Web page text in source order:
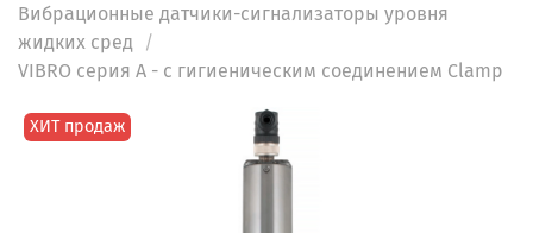
Вибрационные датчики-сигнализаторы уровня
жидких сред
VIBRO серия A - с гигиеническим соединением Clamp
ХИТ продаж